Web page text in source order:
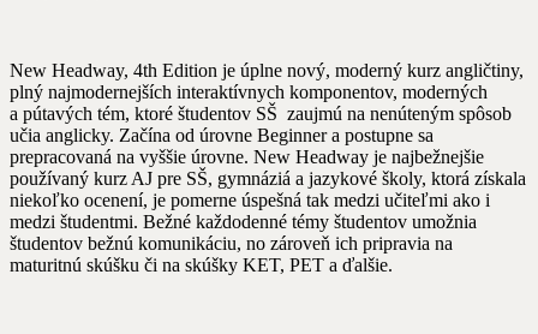
New Headway, 4th Edition je úplne nový, moderný kurz angličtiny,
plný najmodernejších interaktívnych komponentov, moderných
a pútavých tém, ktoré študentov SŠ zaujmú na nenúteným spôsob
učia anglicky. Začína od úrovne Beginner a postupne sa
prepracovaná na vyššie úrovne. New Headway je najbežnejšie
používaný kurz AJ pre SŠ, gymnáziá a jazykové školy, ktorá získala
niekoľko ocenení, je pomerne úspešná tak medzi učiteľmi ako i
medzi študentmi. Bežné každodenné témy študentov umožnia
študentov bežnú komunikáciu, no zároveň ich pripravia na
maturitnú skúšku či na skúšky KET, PET a ďalšie.